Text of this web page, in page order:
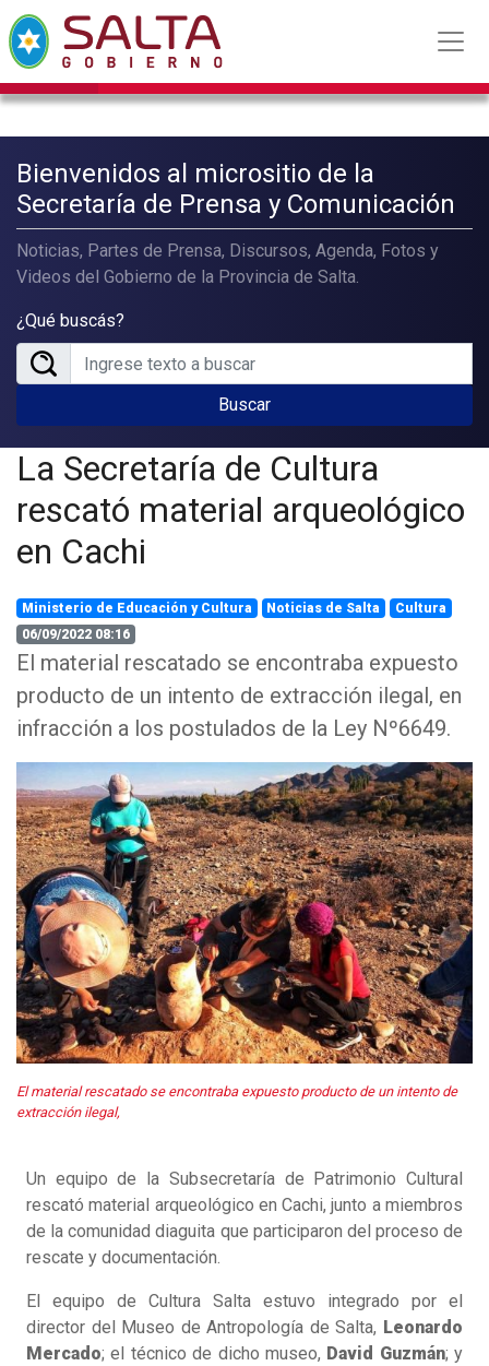
Bienvenidos al micrositio de la
Secretaría de Prensa y Comunicación
Noticias, Partes de Prensa, Discursos, Agenda, Fotos y
Videos del Gobierno de la Provincia de Salta.
¿Qué buscás?
Buscar
La Secretaría de Cultura
rescató material arqueológico
en Cachi
Ministerio de Educación y Cultura Noticias de Salta
Cultura
06/09/2022 08:16
El material rescatado se encontraba expuesto
producto de un intento de extracción ilegal, en
infracción a los postulados de la Ley Nº6649.
El material rescatado se encontraba expuesto producto de un intento de
extracción ilegal,
Un equipo de la Subsecretaría de Patrimonio Cultural
rescató material arqueológico en Cachi, junto a miembros
de la comunidad diaguita que participaron del proceso de
rescate y documentación.
El equipo de Cultura Salta estuvo integrado por el
director del Museo de Antropología de Salta, Leonardo
Mercado; el técnico de dicho museo, David Guzmán; y